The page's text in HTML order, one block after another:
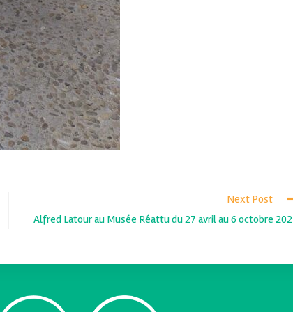
Next Post
Alfred Latour au Musée Réattu du 27 avril au 6 octobre